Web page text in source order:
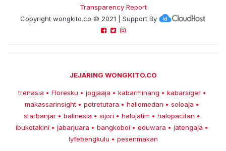
Transparency Report
Copyright wongkito.co © 2021 | Support By
JEJARING WONGKITO.CO
trenasia • Floresku • jogjaaja • kabarminang • kabarsiger •
makassarinsight • potretutara • hallomedan • soloaja •
starbanjar • balinesia • sijori • halojatim • halopacitan •
ibukotakini • jabarjuara • bangkoboi • eduwara • jatengaja •
lyfebengkulu • pesenmakan